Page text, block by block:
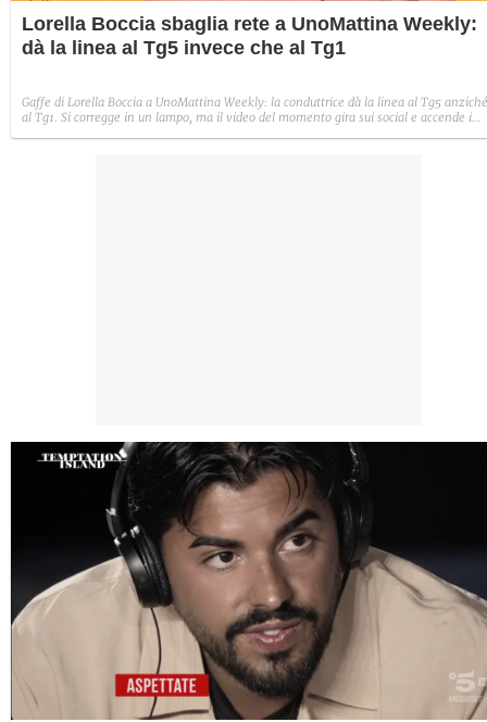
Lorella Boccia sbaglia rete a UnoMattina Weekly:
dà la linea al Tg5 invece che al Tg1
Gaffe di Lorella Boccia a UnoMattina Weekly: la conduttrice dà la linea al Tg5 anziché
al Tg1. Si corregge in un lampo, ma il video del momento gira sui social e accende i